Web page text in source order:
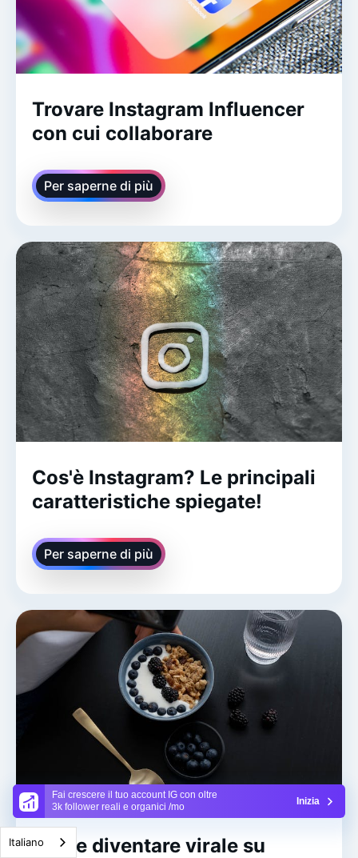
Fai crescere il tuo account IG con oltre
3k follower reali e organici /mo
Inizia
Trovare Instagram Influencer
con cui collaborare
Per saperne di più
Cos'è Instagram? Le principali
caratteristiche spiegate!
Per saperne di più
Come diventare virale su
Italiano